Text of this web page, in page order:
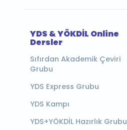
YDS & YÖKDİL Online
Dersler
Sıfırdan Akademik Çeviri
Grubu
YDS Express Grubu
YDS Kampı
YDS+YÖKDİL Hazırlık Grubu